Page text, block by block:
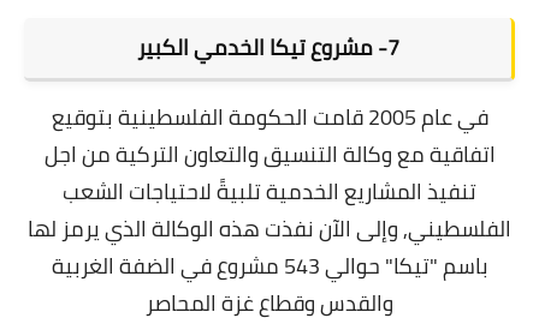
7- مشروع تيكا الخدمي الكبير
في عام 2005 قامت الحكومة الفلسطينية بتوقيع
اتفاقية مع وكالة التنسيق والتعاون التركية من اجل
تنفيذ المشاريع الخدمية تلبيةً لاحتياجات الشعب
الفلسطيني, وإلى الآن نفذت هذه الوكالة الذي يرمز لها
باسم "تيكا" حوالي 543 مشروع في الضفة الغربية
والقدس وقطاع غزة المحاصر